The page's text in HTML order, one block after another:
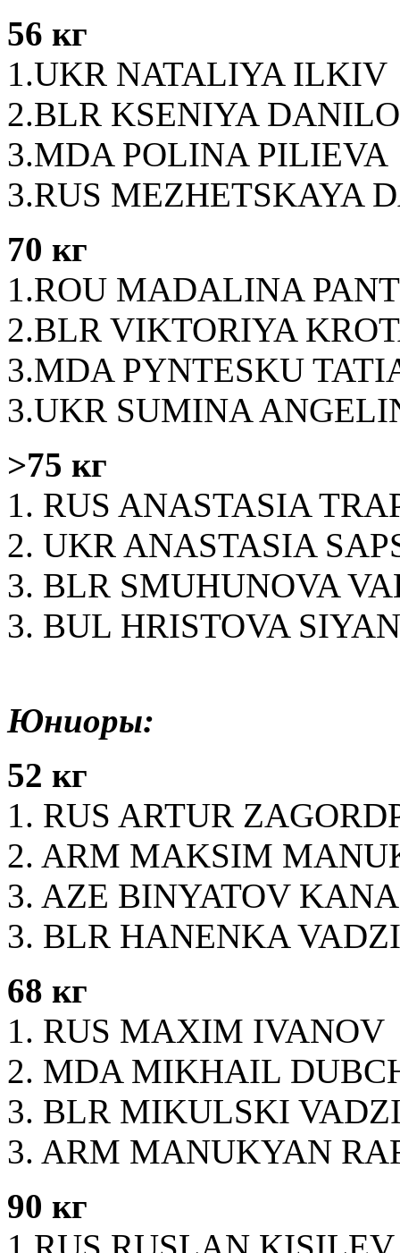
56 кг
1.UKR NATALIYA ILKIV
2.BLR KSENIYA
3.MDA POLINA PILIEVA
3.RUS MEZHETSKAYA
70 кг
1.ROU MADALINA
2.BLR VIKTORIYA
3.MDA PYNTESKU
3.UKR SUMINA
>75 кг
1. RUS ANASTASIA
2. UKR ANASTASIA
3. BLR SMUHUNOVA
3. BUL HRISTOVA
Юниоры:
52 кг
1. RUS ARTUR
2. ARM MAKSIM
3. AZE BINYATOV
3. BLR HANENKA
68 кг
1. RUS MAXIM IVANOV
2. MDA MIKHAIL
3. BLR MIKULSKI
3. ARM MANUKYAN
90 кг